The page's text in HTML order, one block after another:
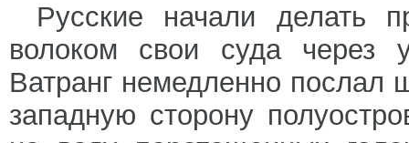
Русские начали делать
волоком свои суда через
Ватранг немедленно послал
западную сторону